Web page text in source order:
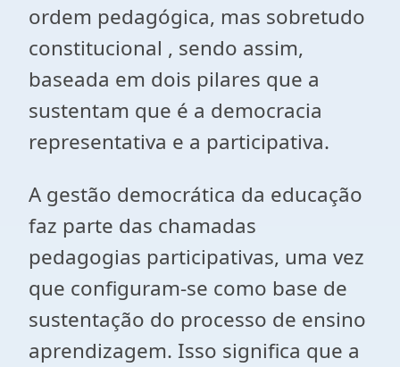
ordem pedagógica, mas sobretudo
constitucional , sendo assim,
baseada em dois pilares que a
sustentam que é a democracia
representativa e a participativa.
A gestão democrática da educação
faz parte das chamadas
pedagogias participativas, uma vez
que configuram-se como base de
sustentação do processo de ensino
aprendizagem. Isso significa que a